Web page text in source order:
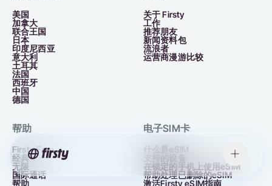
美国
加拿大
联合王国
日本
印度尼西亚
意大利
土耳其
法国
西班牙
中国
德国
关于 Firsty
工作
推荐朋友
新闻资料包
流浪者
运营商漫游比较
帮助
Firsty Free
经典
无限
国际通话
帮助
电子SIM卡
什么是eSIM
支持的设备
在锁定的手机上使用eSIM
帮助处理已删除的eSIM
激活Firsty eSIM指南